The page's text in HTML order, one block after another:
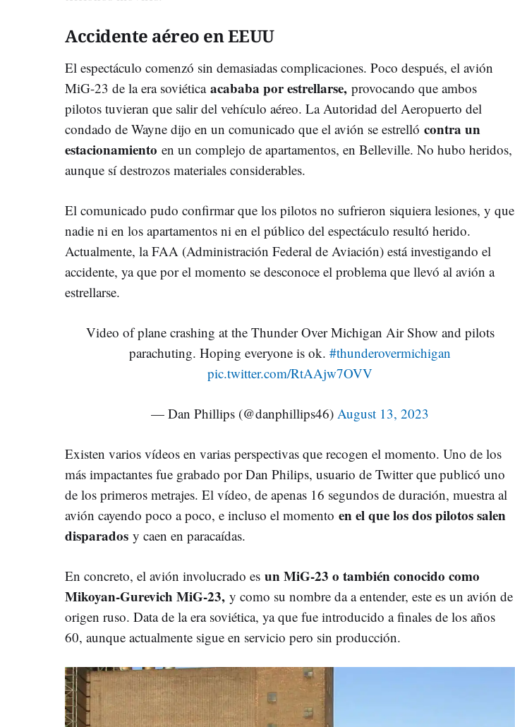
Accidente aéreo en EEUU
El espectáculo comenzó sin demasiadas complicaciones. Poco después, el avión
MiG-23 de la era soviética acababa por estrellarse, provocando que ambos
pilotos tuvieran que salir del vehículo aéreo. La Autoridad del Aeropuerto del
condado de Wayne dijo en un comunicado que el avión se estrelló contra un
estacionamiento en un complejo de apartamentos, en Belleville. No hubo heridos,
aunque sí destrozos materiales considerables.
El comunicado pudo confirmar que los pilotos no sufrieron siquiera lesiones, y que
nadie ni en los apartamentos ni en el público del espectáculo resultó herido.
Actualmente, la FAA (Administración Federal de Aviación) está investigando el
accidente, ya que por el momento se desconoce el problema que llevó al avión a
estrellarse.
Video of plane crashing at the Thunder Over Michigan Air Show and pilots
parachuting. Hoping everyone is ok.#thunderovermichigan
pic.twitter.com/RtAAjw7OVV
— Dan Phillips (@danphillips46) August 13, 2023
Existen varios vídeos en varias perspectivas que recogen el momento. Uno de los
más impactantes fue grabado por Dan Philips, usuario de Twitter que publicó uno
de los primeros metrajes. El vídeo, de apenas 16 segundos de duración, muestra al
avión cayendo poco a poco, e incluso el momento en el que los dos pilotos salen
disparados y caen en paracaídas.
En concreto, el avión involucrado es un MiG-23 o también conocido como
Mikoyan-Gurevich MiG-23, y como su nombre da a entender, este es un avión de
origen ruso. Data de la era soviética, ya que fue introducido a finales de los años
60, aunque actualmente sigue en servicio pero sin producción.